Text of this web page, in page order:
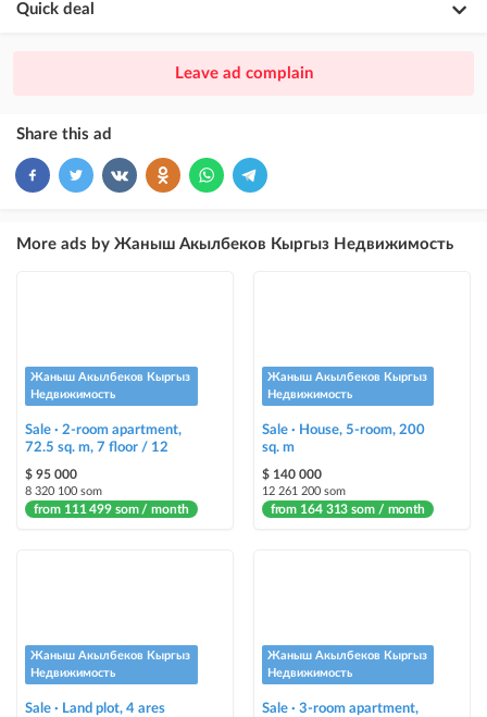
Quick deal
ad placement above VIP + paid promotion on Instagram
VIP
ad placement above free ads
ad placement on @house_kg Instagram account and on Telegram channel
+ paid promotion on Instagram
Highlight with color
Auto UP
Stickers
and help sell it faster
Leave ad complain
Share this ad
More ads by Жаныш Акылбеков Кыргыз Недвижимость
Жаныш Акылбеков Кыргыз
Недвижимость
Sale · 2-room apartment,
72.5 sq. m, 7 floor / 12
$ 95 000
8 320 100 som
from 111 499 som / month
Жаныш Акылбеков Кыргыз
Недвижимость
Sale · House, 5-room, 200
sq. m
$ 140 000
12 261 200 som
from 164 313 som / month
Жаныш Акылбеков Кыргыз
Недвижимость
Sale · Land plot, 4 ares
Жаныш Акылбеков Кыргыз
Недвижимость
Sale · 3-room apartment,